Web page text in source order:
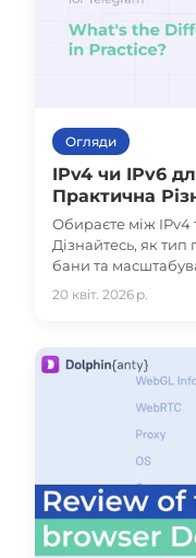
Огляди
IPv4 чи IPv6
Практична
Обираєте між IPv4
Дізнайтесь, як тип
бани та
обирають IPv4.
20 квіт. 2026 р.